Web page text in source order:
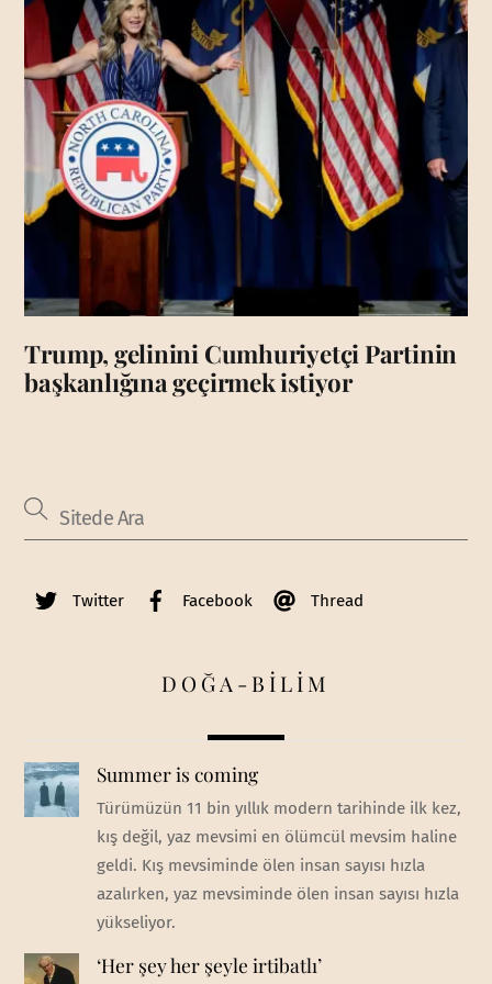
Trump, gelinini Cumhuriyetçi Partinin
başkanlığına geçirmek istiyor
Twitter Facebook Thread
DOĞA-BİLİM
Summer is coming
Türümüzün 11 bin yıllık modern tarihinde ilk kez,
kış değil, yaz mevsimi en ölümcül mevsim haline
geldi. Kış mevsiminde ölen insan sayısı hızla
azalırken, yaz mevsiminde ölen insan sayısı hızla
yükseliyor.
‘Her şey her şeyle irtibatlı’